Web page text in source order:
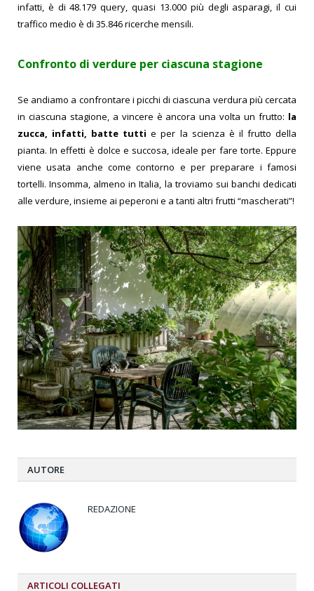
infatti, è di 48.179 query, quasi 13.000 più degli asparagi, il cui
traffico medio è di 35.846 ricerche mensili.
Confronto di verdure per ciascuna stagione
Se andiamo a confrontare i picchi di ciascuna verdura più cercata
in ciascuna stagione, a vincere è ancora una volta un frutto: la
zucca, infatti, batte tutti e per la scienza è il frutto della
pianta. In effetti è dolce e succosa, ideale per fare torte. Eppure
viene usata anche come contorno e per preparare i famosi
tortelli. Insomma, almeno in Italia, la troviamo sui banchi dedicati
alle verdure, insieme ai peperoni e a tanti altri frutti “mascherati”!
AUTORE
REDAZIONE
ARTICOLI COLLEGATI